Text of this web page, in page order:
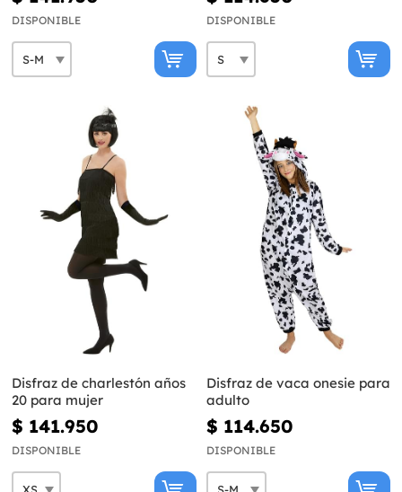
DISPONIBLE DISPONIBLE
Disfraz de charlestón años
20 para mujer
$ 141.950
DISPONIBLE
Disfraz de vaca onesie para
adulto
$ 114.650
DISPONIBLE